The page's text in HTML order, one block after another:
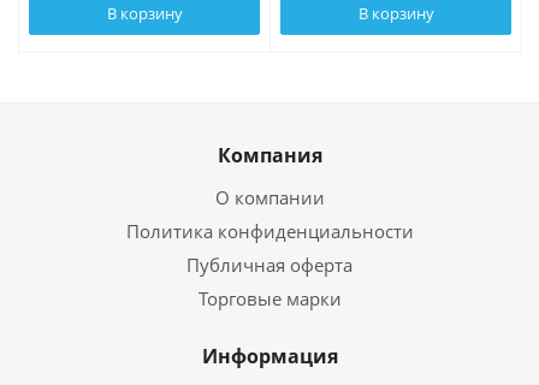
В корзину В корзину
Компания
О компании
Политика конфиденциальности
Публичная оферта
Торговые марки
Информация